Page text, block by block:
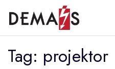
Tag: projektor